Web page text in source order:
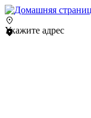
Укажите адрес